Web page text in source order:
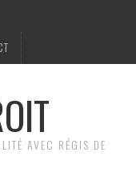
AVEC RÉGIS DE